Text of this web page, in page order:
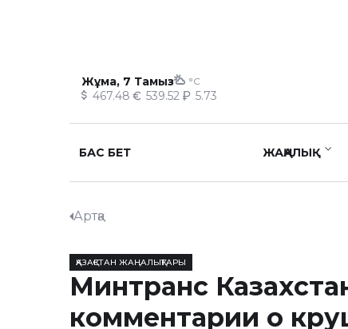
Жұма, 7 Тамыз °C
467.48 539.52 5.73
БАС БЕТ ЖАҢАЛЫҚ
Артқа
ҚАЗАҚСТАН ЖАҢАЛЫҚТАРЫ
Минтранс
комментарии о